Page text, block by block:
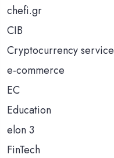
chefi.gr
CIB
Cryptocurrency service
e-commerce
EC
Education
elon 3
FinTech